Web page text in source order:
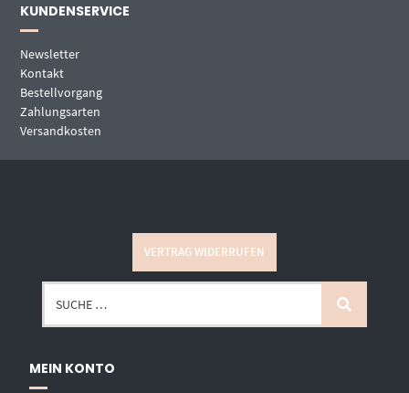
KUNDENSERVICE
Newsletter
Kontakt
Bestellvorgang
Zahlungsarten
Versandkosten
VERTRAG WIDERRUFEN
MEIN KONTO